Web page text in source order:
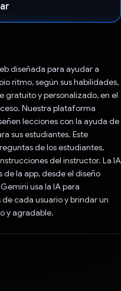
diseñada para ayudar a
ritmo, según sus habilidades,
gratuito y personalizado, en el
Nuestra plataforma
lecciones con la ayuda de
sus estudiantes. Este
de los estudiantes,
del instructor. La IA
de la app, desde el diseño
usa la IA para
cada usuario y brindar un
y agradable.